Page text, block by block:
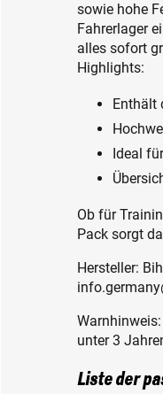
sowie hohe
Fahrerlager
alles sofort
Highlights:
Enthält
Ideal
Ob für
Pack sorgt
Hersteller:
unter 3
Liste der